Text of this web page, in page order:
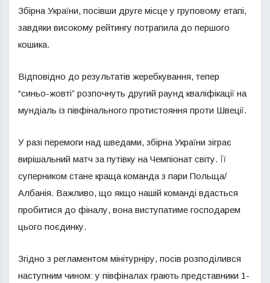
Збірна України, посівши друге місце у груповому етапі,
завдяки високому рейтингу потрапила до першого
кошика.
Відповідно до результатів жеребкування, тепер
“синьо-жовті” розпочнуть другий раунд кваліфікації на
мундіаль із півфінального протистояння проти Швеції.
У разі перемоги над шведами, збірна України зіграє
вирішальний матч за путівку на Чемпіонат світу. Її
суперником стане краща команда з пари Польща/
Албанія. Важливо, що якщо нашій команді вдасться
пробитися до фіналу, вона виступатиме господарем
цього поєдинку.
Згідно з регламентом мінітурніру, посів розподілився
наступним чином: у півфіналах грають представники 1-